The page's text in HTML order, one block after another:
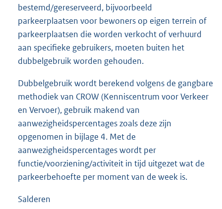
bestemd/gereserveerd, bijvoorbeeld
parkeerplaatsen voor bewoners op eigen terrein of
parkeerplaatsen die worden verkocht of verhuurd
aan specifieke gebruikers, moeten buiten het
dubbelgebruik worden gehouden.
Dubbelgebruik wordt berekend volgens de gangbare
methodiek van CROW (Kenniscentrum voor Verkeer
en Vervoer), gebruik makend van
aanwezigheidspercentages zoals deze zijn
opgenomen in bijlage 4. Met de
aanwezigheidspercentages wordt per
functie/voorziening/activiteit in tijd uitgezet wat de
parkeerbehoefte per moment van de week is.
Salderen